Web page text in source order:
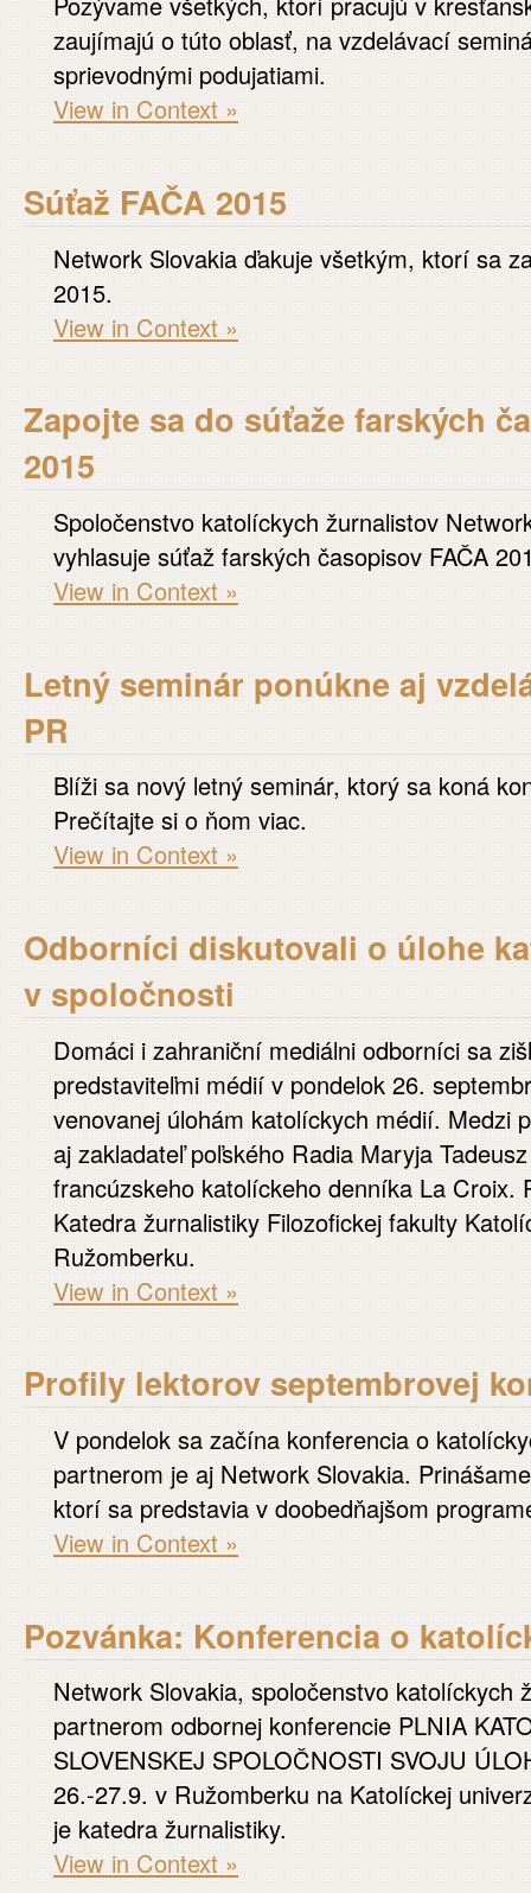
zaujímajú o túto oblasť, na vzdelávací
sprievodnými podujatiami.
View in Context »
Súťaž FAČA 2015
Network Slovakia ďakuje všetkým, ktorí sa
2015.
View in Context »
Zapojte sa do súťaže farských
2015
Spoločenstvo katolíckych žurnalistov
vyhlasuje súťaž farských časopisov FAČA
View in Context »
Letný seminár ponúkne aj
PR
Blíži sa nový letný seminár, ktorý sa koná
Prečítajte si o ňom viac.
View in Context »
Odborníci diskutovali o úlohe
v spoločnosti
Domáci i zahraniční mediálni odborníci sa
predstaviteľmi médií v pondelok 26.
venovanej úlohám katolíckych médií. Medzi
aj zakladateľ poľského Radia Maryja
francúzskeho katolíckeho denníka La Croix.
Katedra žurnalistiky Filozofickej fakulty
Ružomberku.
View in Context »
Profily lektorov septembrovej
V pondelok sa začína konferencia o
partnerom je aj Network Slovakia.
ktorí sa predstavia v doobedňajšom
View in Context »
Pozvánka: Konferencia o
Network Slovakia, spoločenstvo katolíckych
partnerom odbornej konferencie PLNIA
SLOVENSKEJ SPOLOČNOSTI SVOJU
26.-27.9. v Ružomberku na Katolíckej
je katedra žurnalistiky.
View in Context »